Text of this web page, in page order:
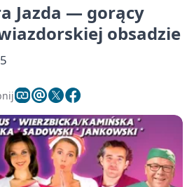
Jazda — gorący
obsadzie